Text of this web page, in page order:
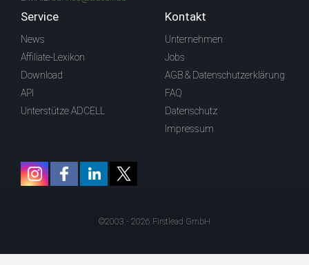
Service
News
Affiliate-Lexikon
Download
API
Unterstütze ADCELL
Kontakt
Unternehmen
Jobs
AGB & Datenschutzerklärung
FAQ
Datenschutz
Impressum
©2003 - 2026 Firstlead GmbH